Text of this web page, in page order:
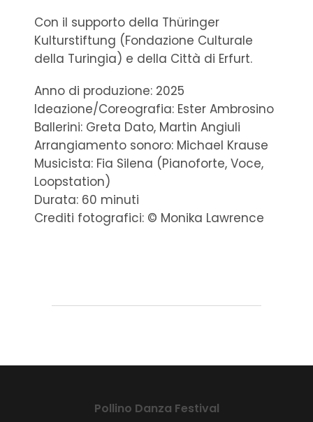
Con il supporto della Thüringer
Kulturstiftung (Fondazione Culturale
della Turingia) e della Città di Erfurt.
Anno di produzione: 2025
Ideazione/Coreografia: Ester Ambrosino
Ballerini: Greta Dato, Martin Angiuli
Arrangiamento sonoro: Michael Krause
Musicista: Fia Silena (Pianoforte, Voce,
Loopstation)
Durata: 60 minuti
Crediti fotografici: © Monika Lawrence
Pollino Danza Festival